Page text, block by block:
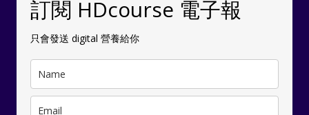
訂閱 HDcourse 電子報
只會發送 digital 營養給你